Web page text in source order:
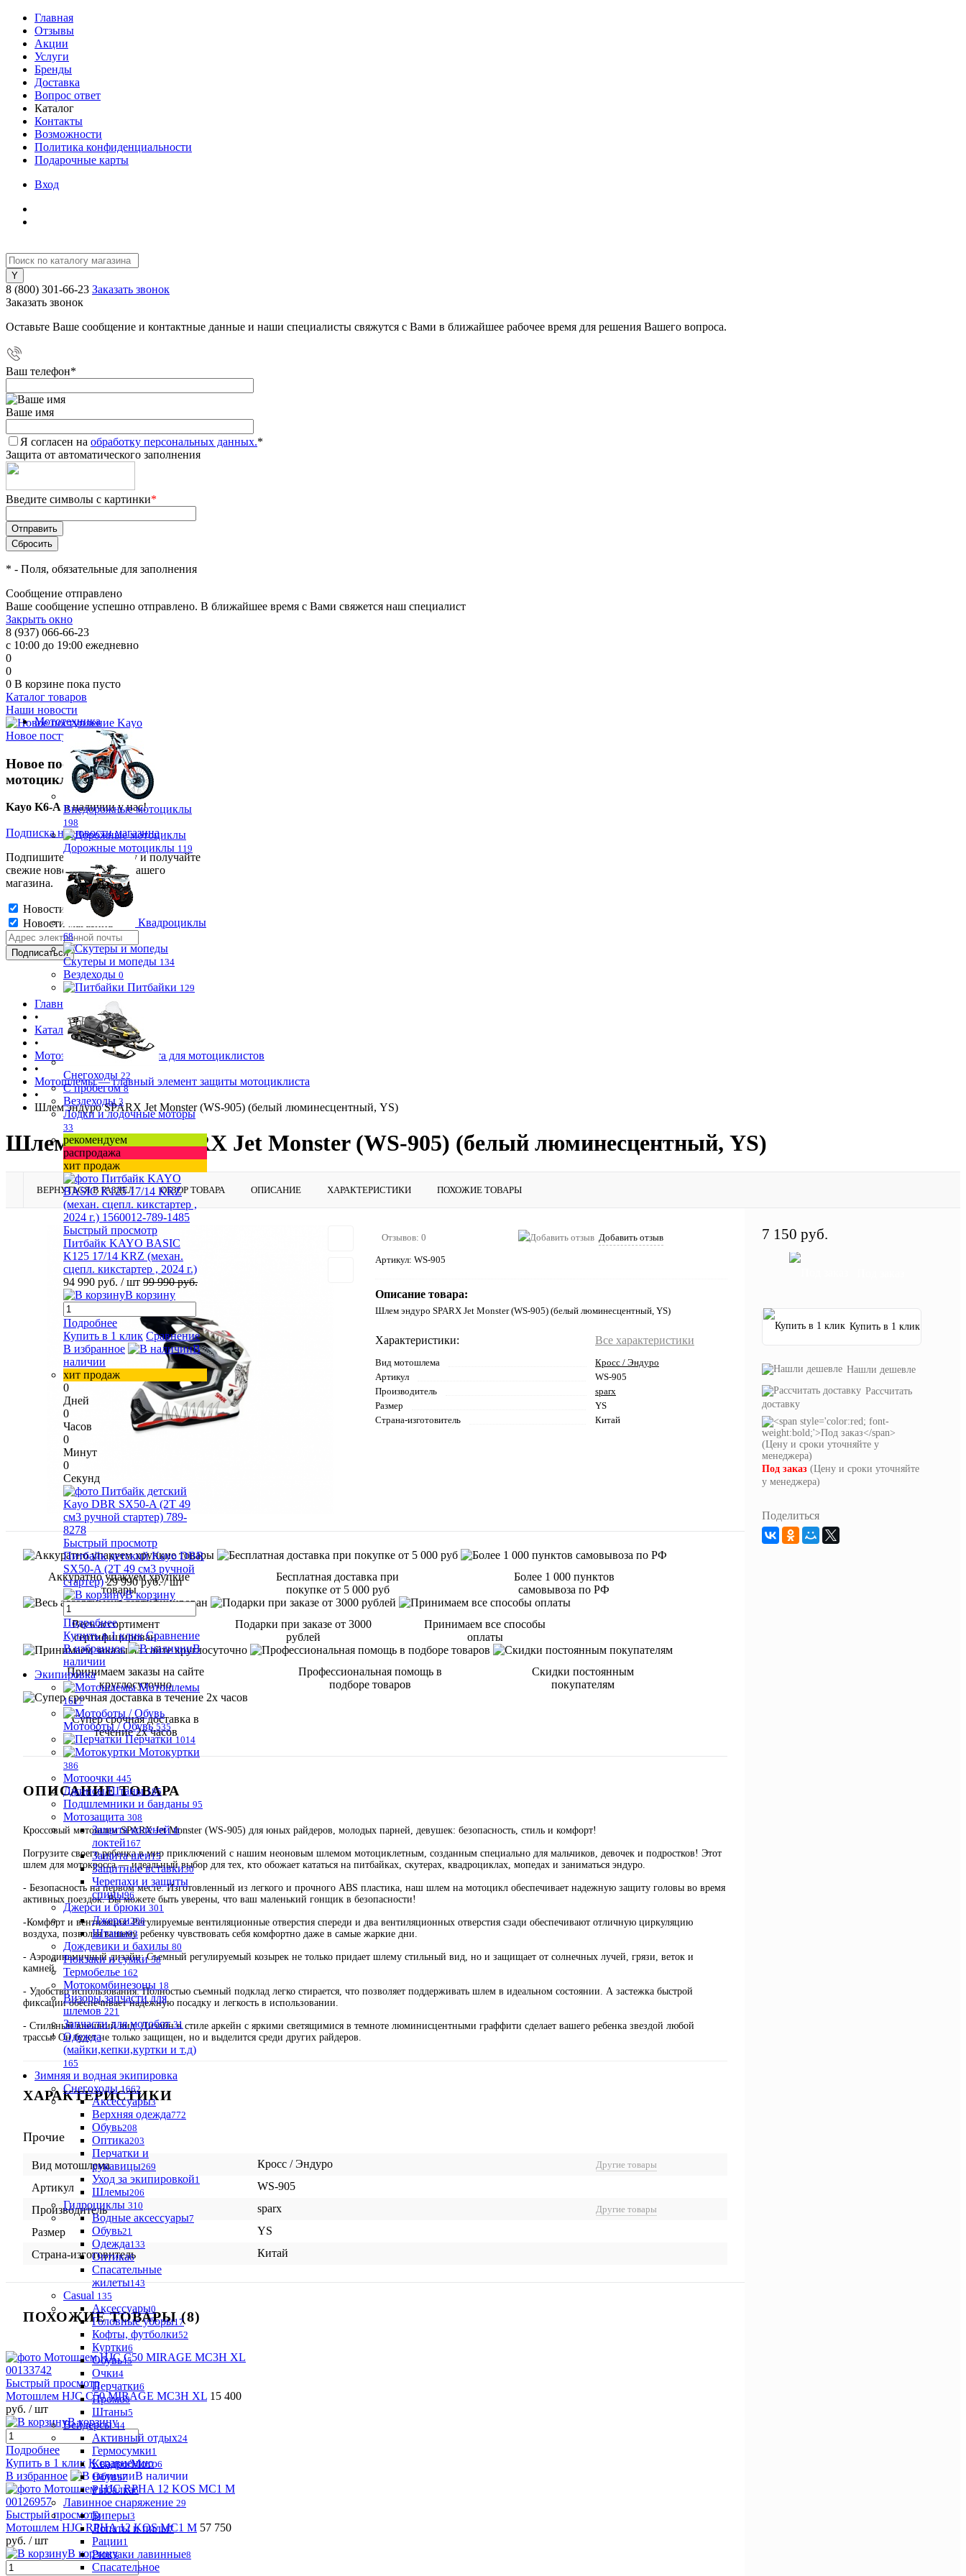
Главная
Отзывы
Акции
Услуги
Бренды
Доставка
Вопрос ответ
Каталог
Контакты
Возможности
Политика конфиденциальности
Подарочные карты
Вход
8 (800) 301-66-23 Заказать звонок
Заказать звонок
Оставьте Ваше сообщение и контактные данные и наши специалисты свяжутся с Вами в ближайшее рабочее время для решения Вашего вопроса.
Ваш телефон*
Ваше имя
Я согласен на обработку персональных данных.*
Защита от автоматического заполнения
Введите символы с картинки*
* - Поля, обязательные для заполнения
Сообщение отправлено
Ваше сообщение успешно отправлено. В ближайшее время с Вами свяжется наш специалист
Закрыть окно
8 (937) 066-66-23
с 10:00 до 19:00 ежедневно
0
0
0 В корзине пока пусто
Каталог товаров
Мототехника
Внедорожные мотоциклы
198
Дорожные мотоциклы 119
Квадроциклы
68
Скутеры и мопеды 134
Вездеходы 0
Питбайки 129
Снегоходы 22
С пробегом 8
Вездеходы 3
Лодки и лодочные моторы
33
рекомендуем
распродажа
хит продаж
Быстрый просмотр
Питбайк KAYO BASIC
K125 17/14 KRZ (механ.
сцепл. кикстартер , 2024 г.)
94 990 руб. / шт 99 990 руб.
В корзину
Подробнее
Купить в 1 клик Сравнение
В избранное
В
наличии
хит продаж
0
Дней
0
Часов
0
Минут
0
Секунд
Быстрый просмотр
Питбайк детский Kayo DBR
SX50-A (2T 49 см3 ручной
стартер) 29 990 руб./ шт
В корзину
Подробнее
Купить в 1 клик Сравнение
В избранное
В
наличии
Экипировка
Мотошлемы
1617
Мотоботы / Обувь 535
Перчатки 1014
Мотокуртки
386
Мотоочки 445
Джинсы/Штаны 185
Подшлемники и банданы 95
Мотозащита 308
Защита коленей и
локтей167
Защита шеи15
Защитные вставки30
Черепахи и защиты
спины96
Джерси и брюки 301
Джерси208
Штаны93
Дождевики и бахилы 80
Рюкзаки и сумки 58
Термобелье 162
Мотокомбинезоны 18
Визоры,запчасти для
шлемов 221
Запчасти для мотобот 31
Одежда
(майки,кепки,куртки и т.д)
165
Зимняя и водная экипировка
Снегоходы 1662
Аксессуары3
Верхняя одежда772
Обувь208
Оптика203
Перчатки и
рукавицы269
Уход за экипировкой1
Шлемы206
Гидроциклы 310
Водные аксессуары7
Обувь21
Одежда133
Оптика6
Спасательные
жилеты143
Casual 135
Аксессуары0
Головные уборы17
Кофты, футболки52
Куртки6
Обувь45
Очки4
Перчатки6
Промо0
Штаны5
Вейдерсы 44
Активный отдых24
Гермосумки1
Квадро/Мото6
Обувь7
Рыбалка6
Лавинное снаряжение 29
Биперы3
Лопаты и пилы7
Рации1
Рюкзаки лавинные8
Спасательное
Наши новости
Новое поступление Kayo
Новое поступление
мотоциклов!
Kayo K6-Aв наличии у нас!
Подписка на новости магазина
Подпишитесь на рассылку и получайте
свежие новости и акции нашего
магазина.
Новости магазина
Новости магазина
Главная страница
•
Каталог товаров
•
Мотоэкипировка и защита для мотоциклистов
•
Мотошлемы — главный элемент защиты мотоциклиста
•
Шлем эндуро SPARX Jet Monster (WS-905) (белый люминесцентный, YS)
Шлем эндуро SPARX Jet Monster (WS-905) (белый люминесцентный, YS)
ВЕРНУТЬСЯ В РАЗДЕЛ ОБЗОР ТОВАРА ОПИСАНИЕ ХАРАКТЕРИСТИКИ ПОХОЖИЕ ТОВАРЫ
Отзывов: 0 Добавить отзыв
Артикул: WS-905
Описание товара:
Шлем эндуро SPARX Jet Monster (WS-905) (белый люминесцентный, YS)
Характеристики: Все характеристики
Вид мотошлема
Кросс / Эндуро
Артикул
WS-905
Производитель
sparx
Размер
YS
Страна-изготовитель
Китай
Аккуратно упакуем хрупкие
товары
Бесплатная доставка при
покупке от 5 000 руб
Более 1 000 пунктов
самовывоза по РФ
Весь ассортимент
сертифицирован
Подарки при заказе от 3000
рублей
Принимаем все способы
оплаты
Принимаем заказы на сайте
круглосуточно
Профессиональная помощь в
подборе товаров
Скидки постоянным
покупателям
Супер срочная доставка в
течение 2х часов
ОПИСАНИЕ ТОВАРА
Кроссовый мотошлем SPARX Jet Monster (WS-905) для юных райдеров, молодых парней, девушек: безопасность, стиль и комфорт!
Погрузите своего ребенка в мир приключений с нашим неоновым шлемом мотоциклетным, созданным специально для мальчиков, девочек и подростков! Этот
шлем для мотокросса — идеальный выбор для тех, кто обожает кататься на питбайках, скутерах, квадроциклах, мопедах и заниматься эндуро.
- Безопасность на первом месте: Изготовленный из легкого и прочного ABS пластика, наш шлем на мотоцикл обеспечивает надежную защиту головы во время
активных поездок. Вы можете быть уверены, что ваш маленький гонщик в безопасности!
-Комфорт и вентиляция: Регулируемые вентиляционные отверстия спереди и два вентиляционных отверстия сзади обеспечивают отличную циркуляцию
воздуха, позволяя вашему ребенку чувствовать себя комфортно даже в самые жаркие дни.
- Аэродинамичный дизайн: Съемный регулируемый козырек не только придает шлему стильный вид, но и защищает от солнечных лучей, грязи, веток и
камней.
- Удобство использования: Полностью съемный подклад легко стирается, что позволяет поддерживать шлем в идеальном состоянии. А застежка быстрой
фиксации обеспечивает надежную посадку и легкость в использовании.
- Стильный внешний вид: Дизайн в стиле аркейн с яркими светящимися в темноте люминисцентными граффити сделает вашего ребенка звездой любой
трассы! Он будет не только защищен, но и выделится среди других райдеров.
ХАРАКТЕРИСТИКИ
Прочие
Вид мотошлема Кросс / Эндуро Другие товары
Артикул
WS-905
Производитель
sparx Другие товары
Размер
YS
Страна-изготовитель
Китай
ПОХОЖИЕ ТОВАРЫ (8)
Быстрый просмотр
Мотошлем HJC C50 MIRAGE MC3H XL 15 400
руб. / шт
В корзину
Подробнее
Купить в 1 клик К сравнению
В избранное
В наличии
Быстрый просмотр
Мотошлем HJC RPHA 12 KOS MC1 M 57 750
руб. / шт
В корзину
7 150 руб.
Купить в 1 клик
Нашли дешевле
Рассчитать
доставку
Под заказ (Цену и сроки уточняйте
у менеджера)
Поделиться